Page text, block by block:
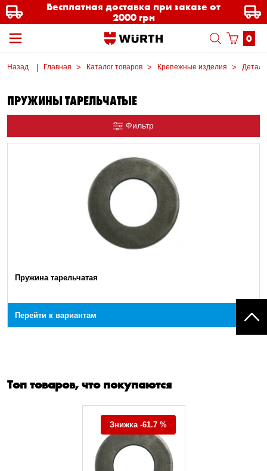
Бесплатная доставка при заказе от
2000 грн
0
Назад Главная Каталог товаров Крепежные изделия
ПРУЖИНЫ ТАРЕЛЬЧАТЫЕ
Фильтр
Пружина тарельчатая
Перейти к вариантам
Топ товаров, что покупаются
Знижка -61.7 %